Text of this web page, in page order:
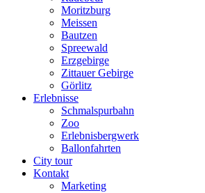
Moritzburg
Meissen
Bautzen
Spreewald
Erzgebirge
Zittauer Gebirge
Görlitz
Erlebnisse
Schmalspurbahn
Zoo
Erlebnisbergwerk
Ballonfahrten
City tour
Kontakt
Marketing